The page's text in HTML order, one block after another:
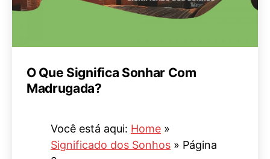
O Que Significa Sonhar Com
Madrugada?
Você está aqui: Home »
Significado dos Sonhos » Página